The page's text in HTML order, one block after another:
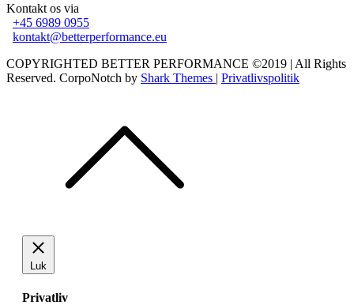
Kontakt os via
+45 6989 0955
kontakt@betterperformance.eu
COPYRIGHTED BETTER PERFORMANCE ©2019 | All Rights
Reserved. CorpoNotch by Shark Themes | Privatlivspolitik
Luk
Privatliv